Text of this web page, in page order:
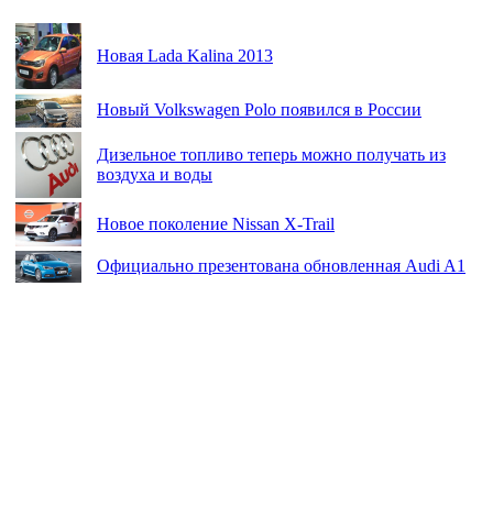
Новая Lada Kalina 2013
Новый Volkswagen Polo появился в России
Дизельное топливо теперь можно получать из
воздуха и воды
Новое поколение Nissan X-Trail
Официально презентована обновленная Audi A1